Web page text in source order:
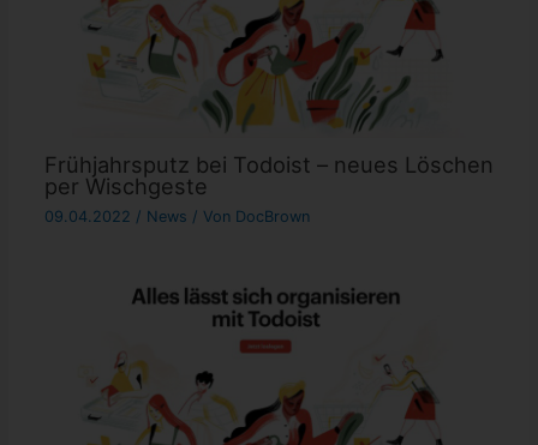
Frühjahrsputz bei Todoist – neues Löschen
per Wischgeste
09.04.2022 / News / Von DocBrown